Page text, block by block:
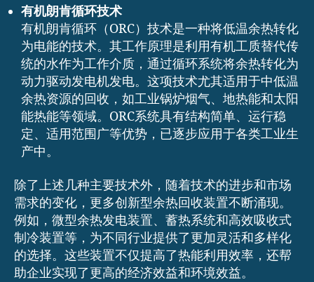
有机朗肯循环技术
有机朗肯循环（ORC）技术是一种将低温余热转化
为电能的技术。其工作原理是利用有机工质替代传
统的水作为工作介质，通过循环系统将余热转化为
动力驱动发电机发电。这项技术尤其适用于中低温
余热资源的回收，如工业锅炉烟气、地热能和太阳
能热能等领域。ORC系统具有结构简单、运行稳
定、适用范围广等优势，已逐步应用于各类工业生
产中。
除了上述几种主要技术外，随着技术的进步和市场
需求的变化，更多创新型余热回收装置不断涌现。
例如，微型余热发电装置、蓄热系统和高效吸收式
制冷装置等，为不同行业提供了更加灵活和多样化
的选择。这些装置不仅提高了热能利用效率，还帮
助企业实现了更高的经济效益和环境效益。